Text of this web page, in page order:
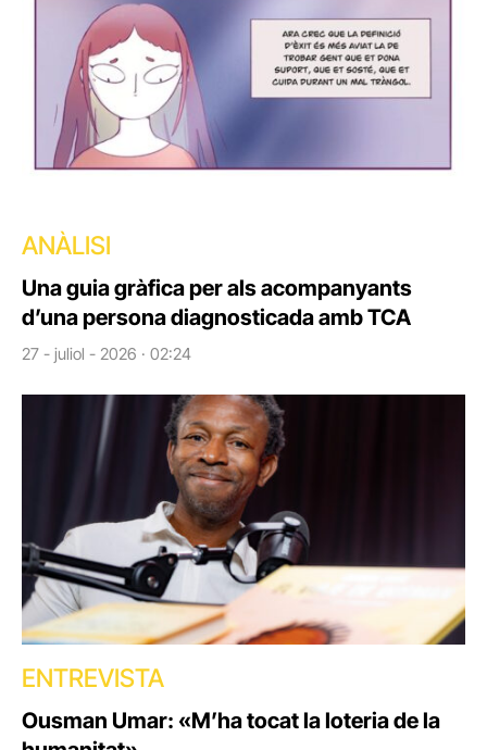
ANÀLISI
Una guia gràfica per als acompanyants
d’una persona diagnosticada amb TCA
27 - juliol - 2026 · 02:24
ENTREVISTA
Ousman Umar: «M’ha tocat la loteria de la